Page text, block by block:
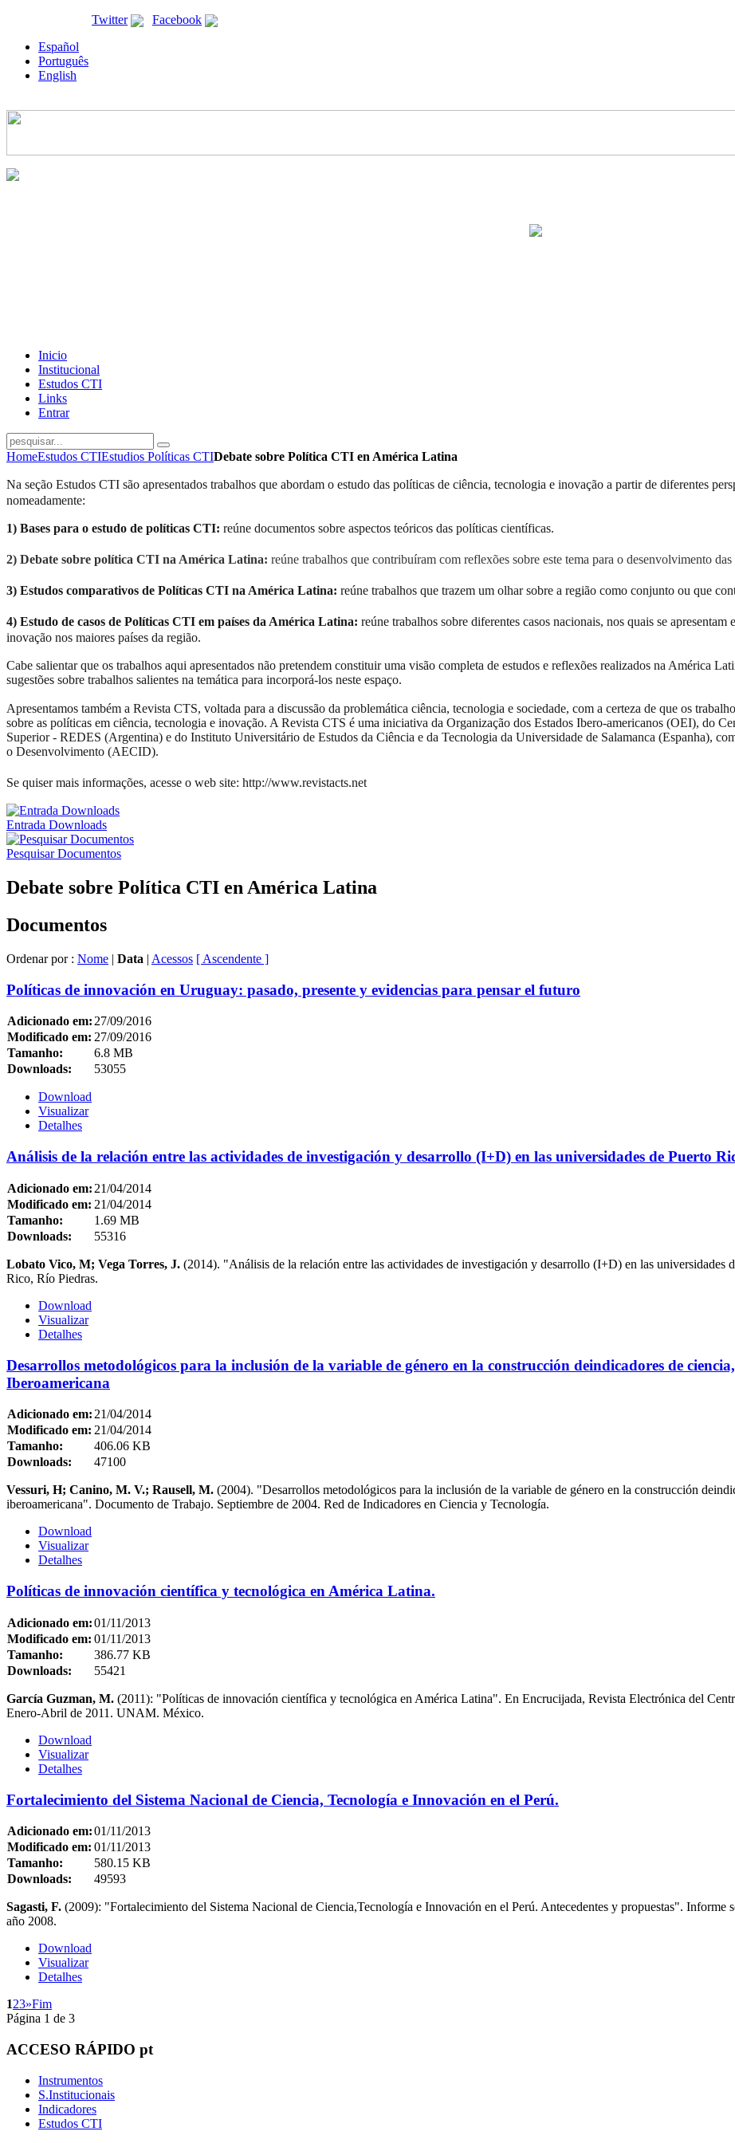
Twitter Facebook
Español
Português
English
Inicio
Institucional
Estudos CTI
Links
Entrar
HomeEstudos CTIEstudios Políticas CTIDebate sobre Política CTI en América Latina
Na seção Estudos CTI são apresentados trabalhos que abordam o estudo das políticas de ciência, tecnologia e inovação a partir de diferentes
nomeadamente:
1) Bases para o estudo de políticas CTI: reúne documentos sobre aspectos teóricos das políticas científicas.
2) Debate sobre política CTI na América Latina: reúne trabalhos que contribuíram com reflexões sobre este tema para o desenvolvimento
3) Estudos comparativos de Políticas CTI na América Latina: reúne trabalhos que trazem um olhar sobre a região como conjunto ou que
4) Estudo de casos de Políticas CTI em países da América Latina: reúne trabalhos sobre diferentes casos nacionais, nos quais se
inovação nos maiores países da região.
Cabe salientar que os trabalhos aqui apresentados não pretendem constituir uma visão completa de estudos e reflexões realizados na América
sugestões sobre trabalhos salientes na temática para incorporá-los neste espaço.
Apresentamos também a Revista CTS, voltada para a discussão da problemática ciência, tecnologia e sociedade, com a certeza de que os
sobre as políticas em ciência, tecnologia e inovação. A Revista CTS é uma iniciativa da Organização dos Estados Ibero-americanos (OEI), do
Superior - REDES (Argentina) e do Instituto Universitário de Estudos da Ciência e da Tecnologia da Universidade de Salamanca (Espanha),
o Desenvolvimento (AECID).
Se quiser mais informações, acesse o web site: http://www.revistacts.net
Entrada Downloads
Pesquisar Documentos
Debate sobre Política CTI en América Latina
Documentos
Ordenar por : Nome | Data | Acessos [ Ascendente ]
Políticas de innovación en Uruguay: pasado, presente y evidencias para pensar el futuro
Adicionado em:27/09/2016
Modificado em: 27/09/2016
Tamanho:
6.8 MB
Downloads:
53055
Download
Visualizar
Detalhes
Análisis de la relación entre las actividades de investigación y desarrollo (I+D) en las universidades de Puerto
Adicionado em: 21/04/2014
Modificado em: 21/04/2014
Tamanho:
1.69 MB
Downloads:
55316
Lobato Vico, M; Vega Torres, J. (2014). "Análisis de la relación entre las actividades de investigación y desarrollo (I+D) en las
Rico, Río Piedras.
Download
Visualizar
Detalhes
Desarrollos metodológicos para la inclusión de la variable de género en la construcción deindicadores de
Iberoamericana
Adicionado em: 21/04/2014
Modificado em: 21/04/2014
Tamanho:
406.06 KB
Downloads:
47100
Vessuri, H; Canino, M. V.; Rausell, M. (2004). "Desarrollos metodológicos para la inclusión de la variable de género en la construcción
iberoamericana". Documento de Trabajo. Septiembre de 2004. Red de Indicadores en Ciencia y Tecnología.
Download
Visualizar
Detalhes
Políticas de innovación científica y tecnológica en América Latina.
Adicionado em:01/11/2013
Modificado em: 01/11/2013
Tamanho:
386.77 KB
Downloads:
55421
García Guzman, M. (2011): "Políticas de innovación científica y tecnológica en América Latina". En Encrucijada, Revista Electrónica del
Enero-Abril de 2011. UNAM. México.
Download
Visualizar
Detalhes
Fortalecimiento del Sistema Nacional de Ciencia, Tecnología e Innovación en el Perú.
Adicionado em:01/11/2013
Modificado em: 01/11/2013
Tamanho:
580.15 KB
Downloads:
49593
Sagasti, F. (2009): "Fortalecimiento del Sistema Nacional de Ciencia,Tecnología e Innovación en el Perú. Antecedentes y propuestas". Informe
año 2008.
Download
Visualizar
Detalhes
123»Fim
Página 1 de 3
ACCESO RÁPIDO pt
Instrumentos
S.Institucionais
Indicadores
Estudos CTI